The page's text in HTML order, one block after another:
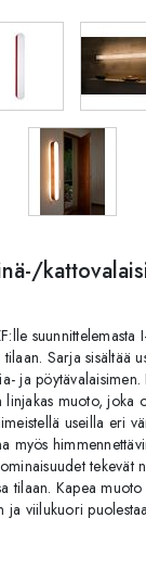
suunnittelemasta
Sarja sisältää
ja
linjakas muoto, joka
useilla eri
myös
tekevät
tilaan. Kapea
ja viilukuori